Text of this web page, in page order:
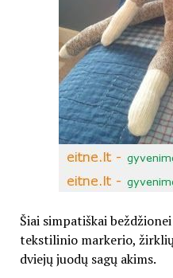
Šiai simpatiškai
tekstilinio markerio,
dviejų juodų sagų akims.